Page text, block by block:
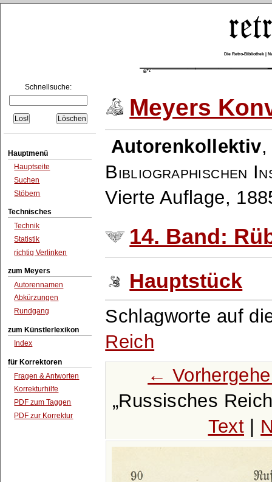
Die Retro-Bibliothek |
Schnellsuche:
Hauptmenü
Hauptseite
Suchen
Stöbern
Technisches
Technik
Statistik
richtig Verlinken
zum Meyers
Autorennamen
Abkürzungen
Rundgang
zum Künstlerlexikon
Index
für Korrektoren
Fragen & Antworten
Korrekturhilfe
PDF zum Taggen
PDF zur Korrektur
Meyers
Autorenkollektiv
Bibliographischen
Vierte Auflage,
14. Band:
Hauptstück
Schlagworte auf
Reich
←
Russisches
Text